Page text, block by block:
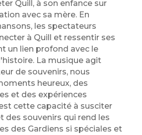
Quill, à son enfance sur
avec sa mère. En
les spectateurs
à Quill et ressentir ses
un lien profond avec le
La musique agit
de souvenirs, nous
heureux, des
et des expériences
cette capacité à susciter
des souvenirs qui rend les
des Gardiens si spéciales et